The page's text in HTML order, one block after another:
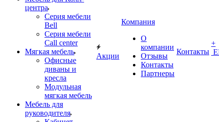
центра
Серия мебели
Bell
Серия мебели
Call center
Мягкая мебель
Офисные
диваны и
кресла
Модульная
мягкая мебель
Мебель для
руководителя
Акции
Компания
О
компании
Отзывы
Контакты
Партнеры
Контакты
+